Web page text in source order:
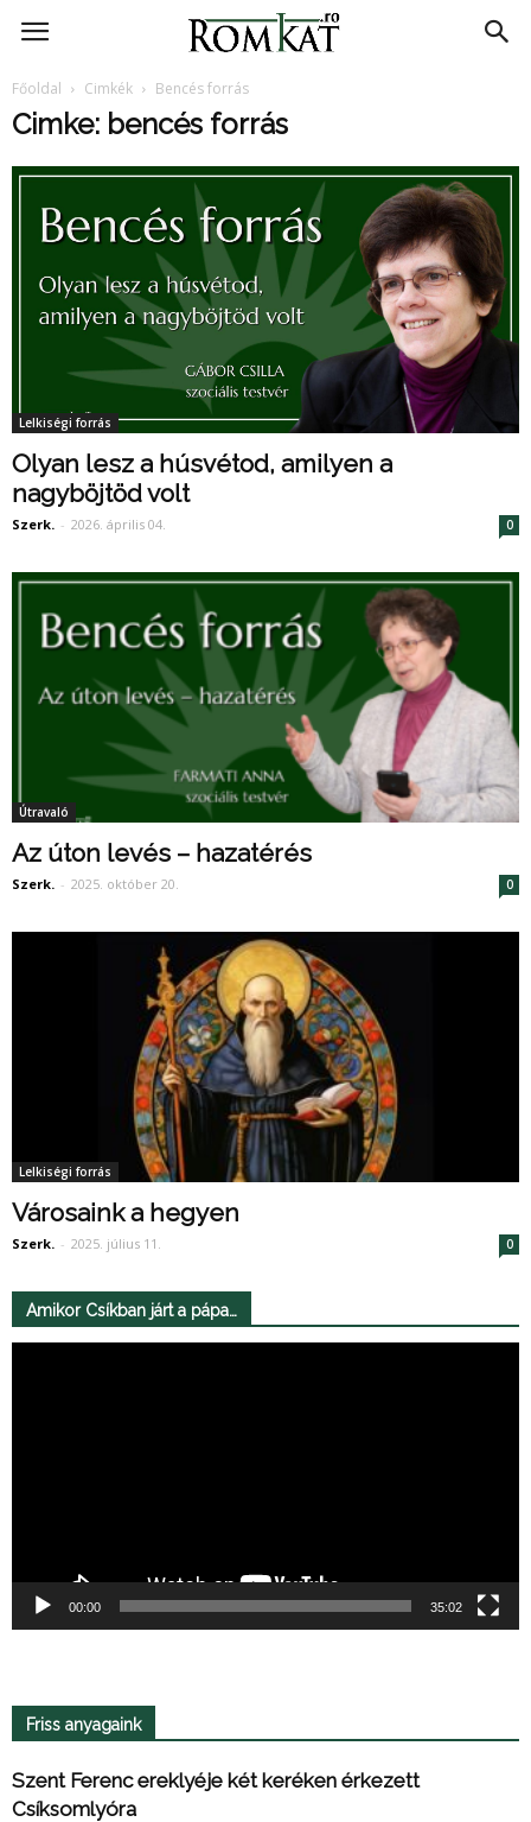
RomKat.ro
Főoldal Cimkék Bencés forrás
Cimke: bencés forrás
Lelkiségi forrás
Olyan lesz a húsvétod, amilyen a
nagyböjtöd volt
Szerk. - 2026. április 04. 0
Útravaló
Az úton levés – hazatérés
Szerk. - 2025. október 20. 0
Lelkiségi forrás
Városaink a hegyen
Szerk. - 2025. július 11. 0
Amikor Csíkban járt a pápa…
00:00 35:02
Friss anyagaink
Szent Ferenc ereklyéje két keréken érkezett
Csíksomlyóra